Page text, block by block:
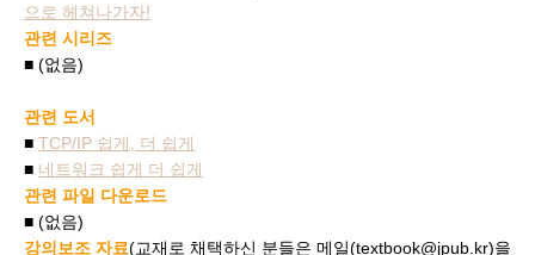
으로 헤쳐나가자!
관련 시리즈
■ (없음)
관련 도서
■ TCP/IP 쉽게, 더 쉽게
■ 네트워크 쉽게 더 쉽게
관련 파일 다운로드
■ (없음)
강의보조 자료(교재로 채택하신 분들은 메일(textbook@jpub.kr)을